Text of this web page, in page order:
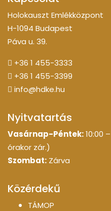
Holokauszt Emlékközpont
H-1094 Budapest
Páva u. 39.
+36 1 455-3333
+36 1 455-3399
info@hdke.hu
Nyitvatartás
Vasárnap-Péntek:10:00
órakor zár.)
Szombat: Zárva
Közérdekű
TÁMOP